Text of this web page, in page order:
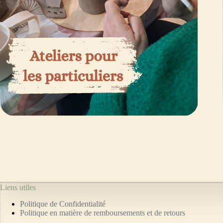
Liens utiles
Politique de Confidentialité
Politique en matière de remboursements et de retours